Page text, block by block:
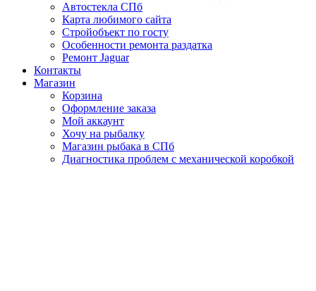
Автостекла СПб
Карта любимого сайта
Стройобъект по госту
Особенности ремонта раздатка
Ремонт Jaguar
Контакты
Магазин
Корзина
Оформление заказа
Мой аккаунт
Хочу на рыбалку
Магазин рыбака в СПб
Диагностика проблем с механической коробкой